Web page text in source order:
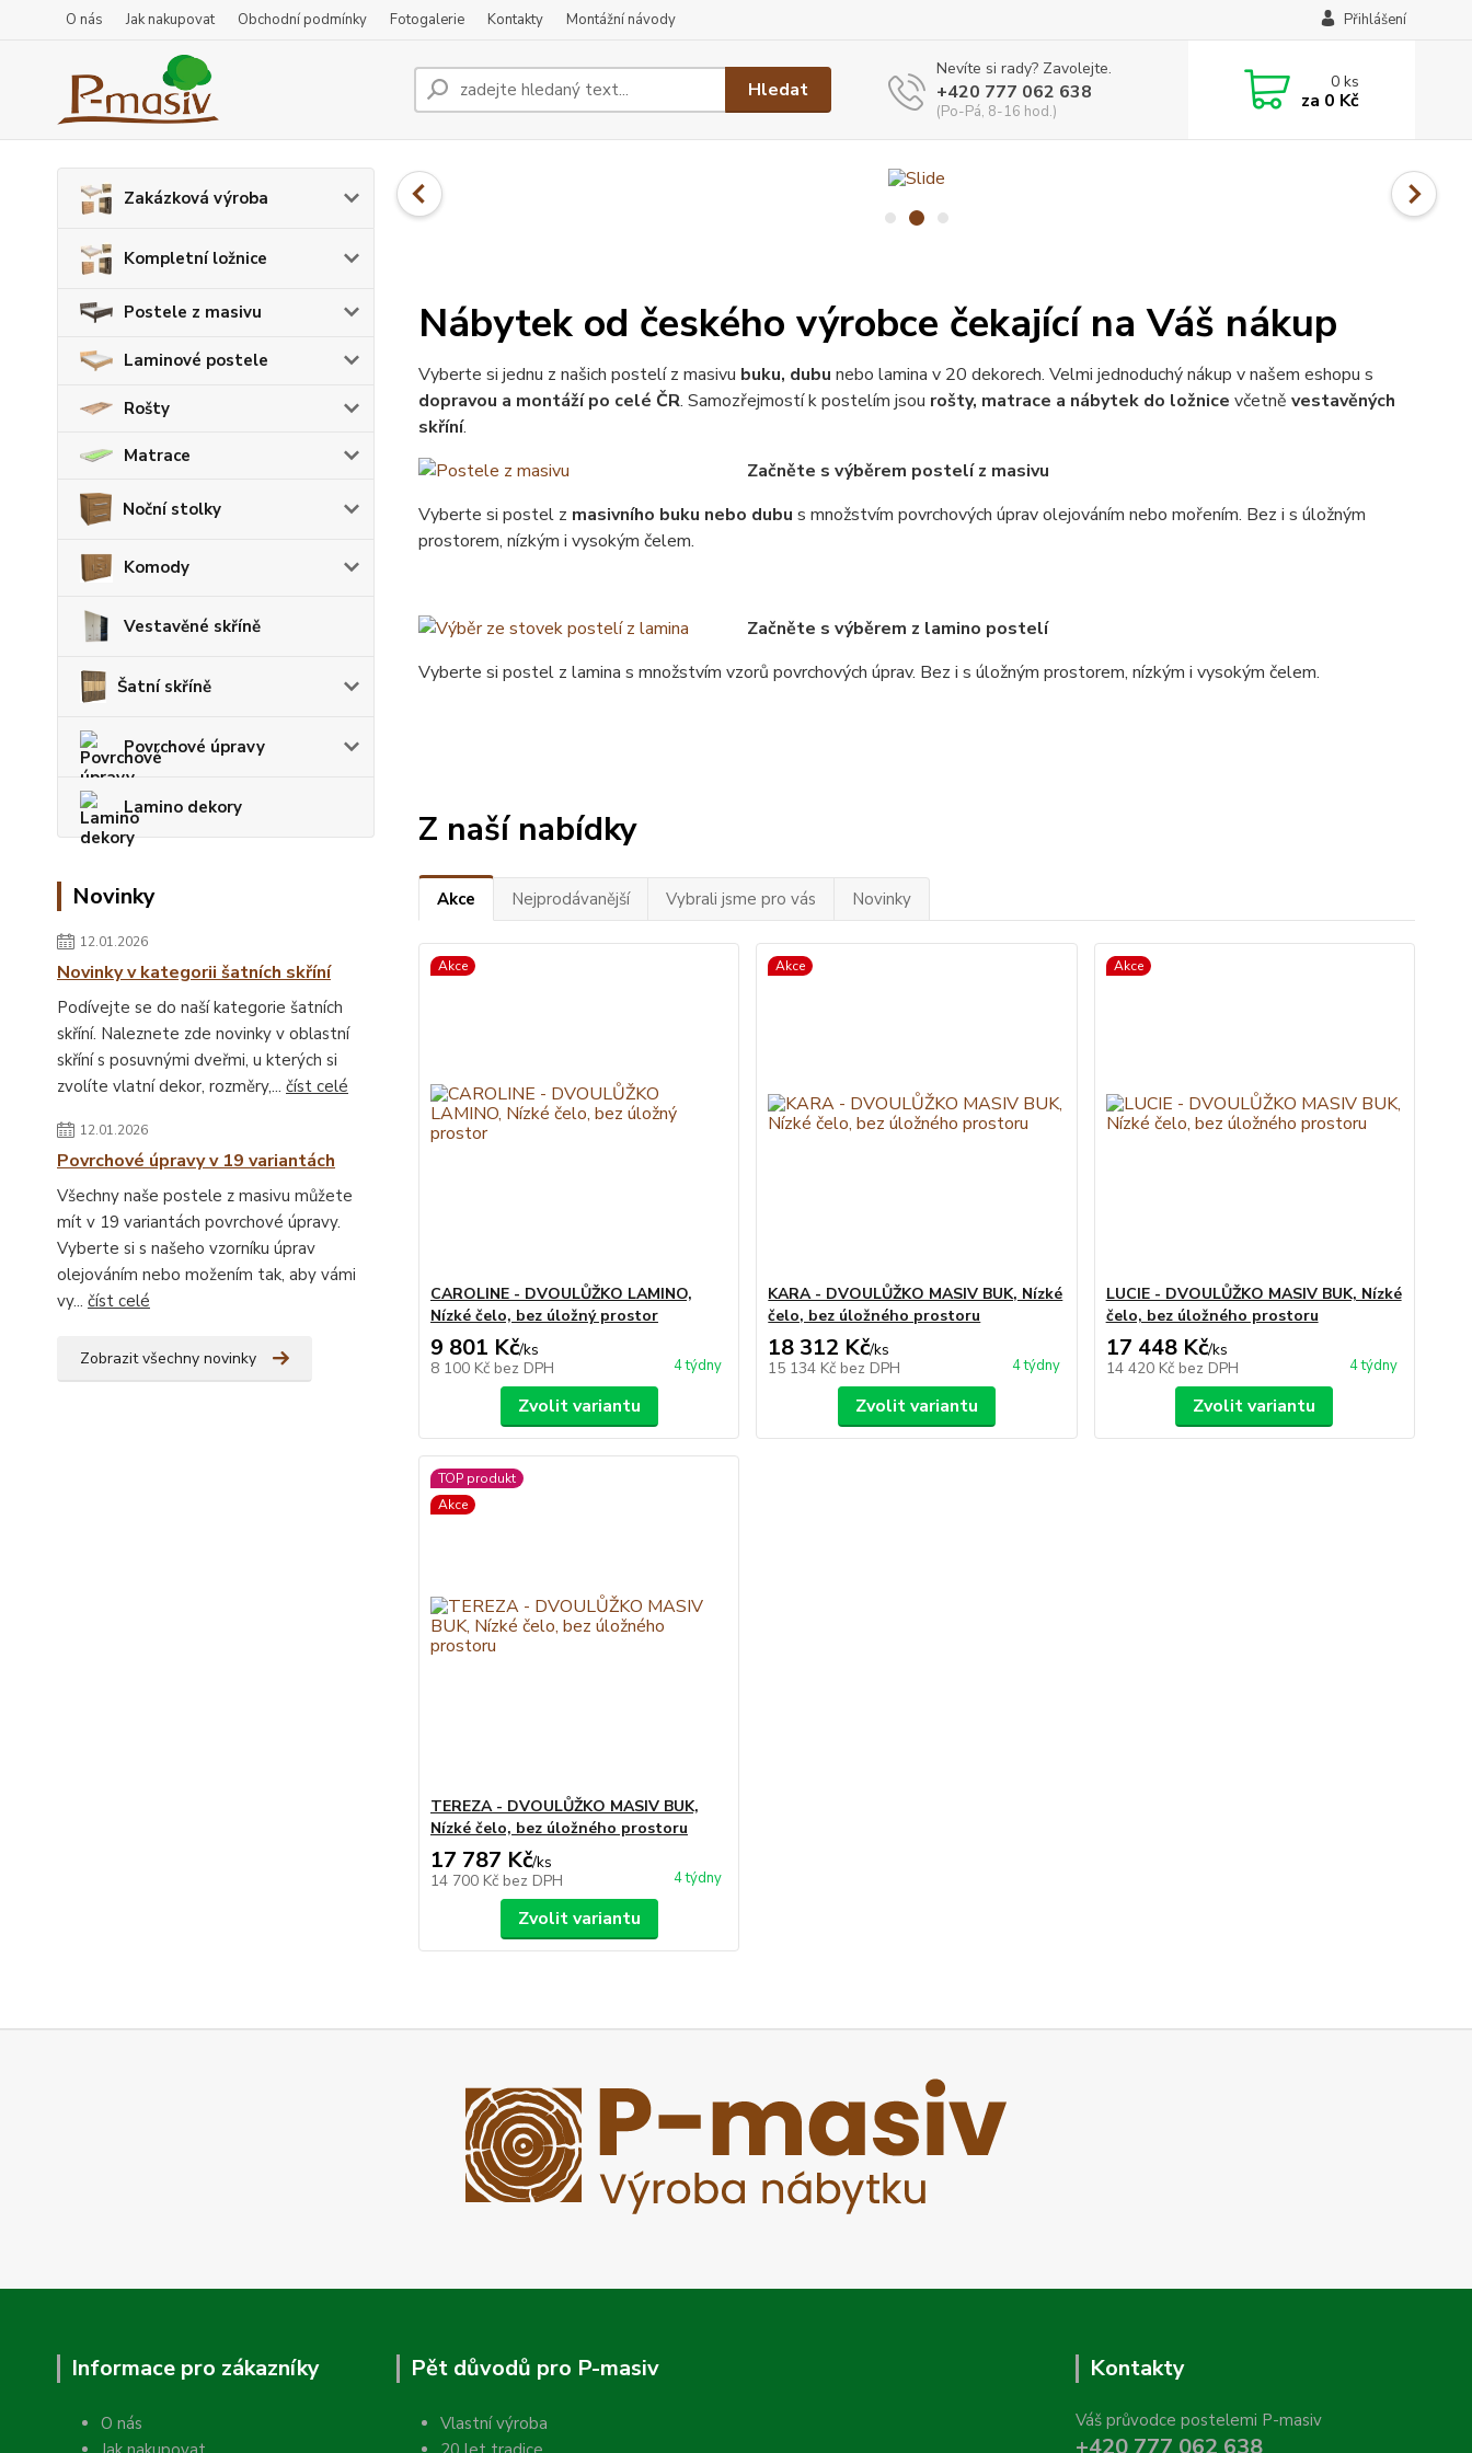
O nás Jak nakupovat Obchodní podmínky Fotogalerie Kontakty Montážní návody Přihlášení
Hledat
Nevíte si rady? Zavolejte.
+420 777 062 638
(Po-Pá, 8-16 hod.)
0ks
za 0 Kč
Zakázková výroba
Kompletní ložnice
Postele z masivu
Laminové postele
Rošty
Matrace
Noční stolky
Komody
Vestavěné skříně
Šatní skříně
Povrchové úpravy
Lamino dekory
Novinky
12.01.2026
Novinky v kategorii šatních skříní
Podívejte se do naší kategorie šatních
skříní. Naleznete zde novinky v oblastní
skříní s posuvnými dveřmi, u kterých si
zvolíte vlatní dekor, rozměry,... číst celé
12.01.2026
Povrchové úpravy v 19 variantách
Všechny naše postele z masivu můžete
mít v 19 variantách povrchové úpravy.
Vyberte si s našeho vzorníku úprav
olejováním nebo možením tak, aby vámi
vy... číst celé
Zobrazit všechny novinky
Nábytek od českého výrobce čekající na Váš nákup
Vyberte si jednu z našich postelí z masivu buku, dubu nebo lamina v 20 dekorech. Velmi jednoduchý nákup v našem eshopu s
dopravou a montáží po celé ČR. Samozřejmostí k postelím jsou rošty, matrace a nábytek do ložnice včetně vestavěných
skříní.
Začněte s výběrem postelí z masivu
Vyberte si postel z masivního buku nebo dubu s množstvím povrchových úprav olejováním nebo mořením. Bez i s úložným
prostorem, nízkým i vysokým čelem.
Začněte s výběrem z lamino postelí
Vyberte si postel z lamina s množstvím vzorů povrchových úprav. Bez i s úložným prostorem, nízkým i vysokým čelem.
Z naší nabídky
Akce Nejprodávanější Vybrali jsme pro vás Novinky
Akce
CAROLINE - DVOULŮŽKO LAMINO,
Nízké čelo, bez úložný prostor
9 801 Kč/ks
8 100 Kč bez DPH 4 týdny
Zvolit variantu
Akce
KARA - DVOULŮŽKO MASIV BUK, Nízké
čelo, bez úložného prostoru
18 312 Kč/ks
15 134 Kč bez DPH 4 týdny
Zvolit variantu
Akce
LUCIE - DVOULŮŽKO MASIV BUK, Nízké
čelo, bez úložného prostoru
17 448 Kč/ks
14 420 Kč bez DPH 4 týdny
Zvolit variantu
TOP produkt
Akce
TEREZA - DVOULŮŽKO MASIV BUK,
Nízké čelo, bez úložného prostoru
17 787 Kč/ks
14 700 Kč bez DPH 4 týdny
Zvolit variantu
Informace pro zákazníky
O nás
Pět důvodů pro P-masiv
Vlastní výroba
Kontakty
Váš průvodce postelemi P-masiv